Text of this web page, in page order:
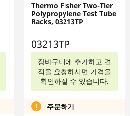
Thermo Fisher Two-Tier
Polypropylene Test Tube
Racks, 03213TP
03213TP
장바구니에 추가하고 견
적을 요청하시면 가격을
확인하실 수 있습니다.
주문하기